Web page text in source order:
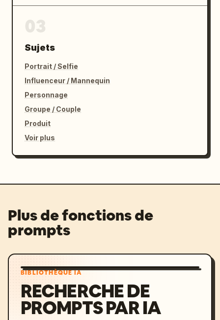
Sujets
Portrait / Selfie
Influenceur / Mannequin
Personnage
Groupe / Couple
Produit
Voir plus
Plus de fonctions de
prompts
BIBLIOTHÈQUE IA
RECHERCHE DE
PROMPTS PAR IA